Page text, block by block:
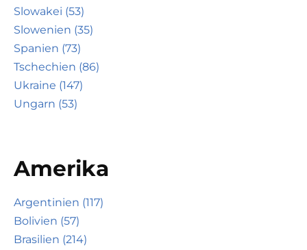
Slowakei (53)
Slowenien (35)
Spanien (73)
Tschechien (86)
Ukraine (147)
Ungarn (53)
Amerika
Argentinien (117)
Bolivien (57)
Brasilien (214)